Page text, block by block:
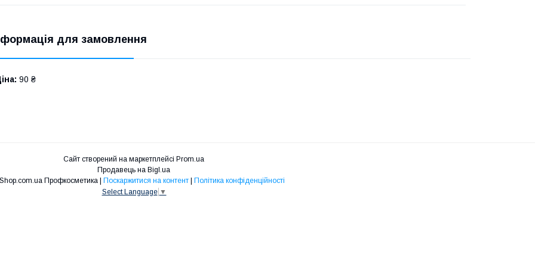
для замовлення
90 ₴
Сайт створений на маркетплейсі Prom.ua
Продавець на Bigl.ua
Niko Shop.com.ua Профкосметика | Поскаржитися на контент | Політика конфіденційності
Select Language ▼